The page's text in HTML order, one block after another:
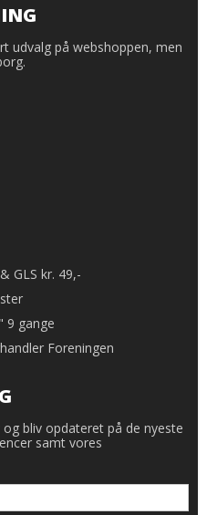
udvalg på webshoppen, men
GLS kr. 49,-
9 gange
Foreningen
bliv opdateret på de nyeste
samt vores